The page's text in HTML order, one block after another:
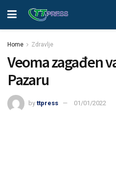
Home Zdravlje
Veoma zagađen
Pazaru
by ttpress 01/01/2022